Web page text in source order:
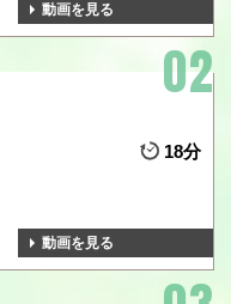
動画を見る
18分
動画を見る